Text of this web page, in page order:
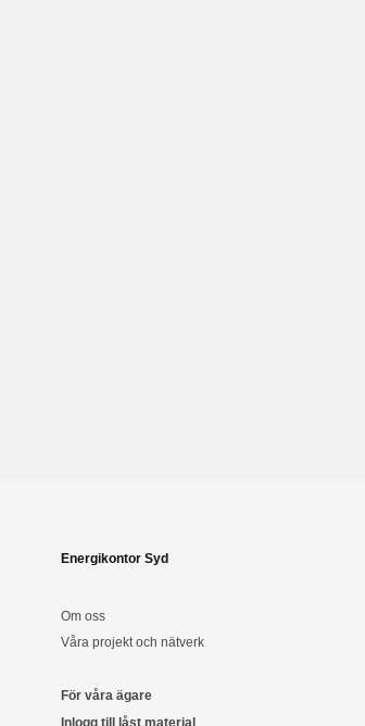
Energikontor Syd
Om oss
Våra projekt och nätverk
För våra ägare
Inlogg till låst material